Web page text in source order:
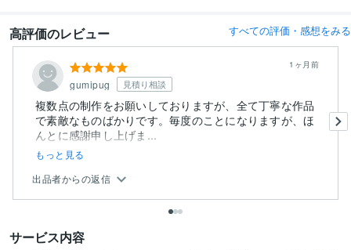
高評価のレビュー すべての評価・感想をみる
gumipug 見積り相談
1ヶ月前
複数点の制作をお願いしておりますが、全て丁寧な作品
で素敵なものばかりです。毎度のことになりますが、ほ
んとに感謝申し上げま...
もっと見る
出品者からの返信
サービス内容